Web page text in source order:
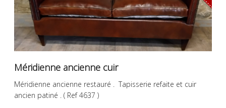
Méridienne ancienne cuir
Méridienne ancienne restauré . Tapisserie refaite et cuir
ancien patiné . ( Ref 4637 )